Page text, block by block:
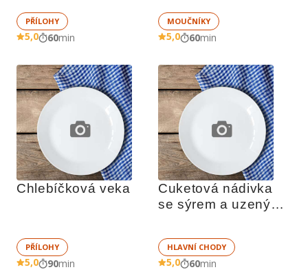
PŘÍLOHY
5,0 60min
MOUČNÍKY
5,0 60min
Chlebíčková veka
PŘÍLOHY
5,0 90min
Cuketová nádivka
se sýrem a uzeným
HLAVNÍ CHODY
5,0 60min